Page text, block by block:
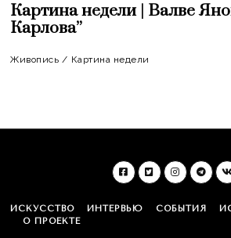
Картина недели | Валве
Карлова”
Живопись / Картина недели
ИСКУССТВО ИНТЕРВЬЮ СОБЫТИЯ
О ПРОЕКТЕ